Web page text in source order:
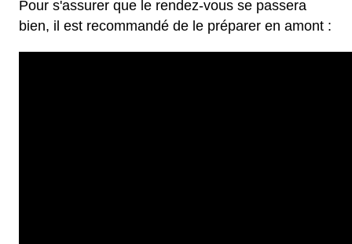
Pour s'assurer que le rendez-vous se passera
bien, il est recommandé de le préparer en amont :